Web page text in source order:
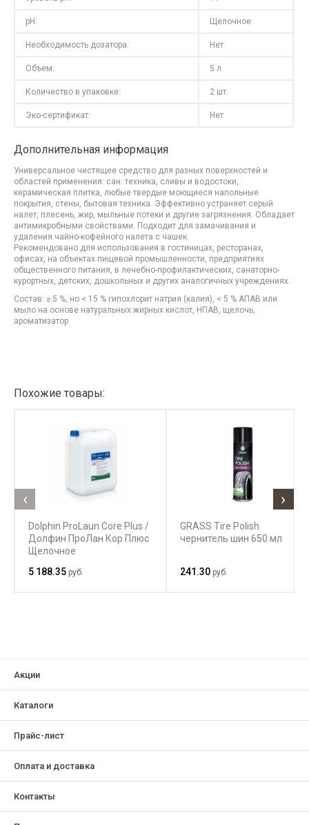
pH: Щелочное
Необходимость дозатора: Нет
Объем: 5 л
Количество в упаковке: 2 шт.
Эко-сертификат: Нет
Дополнительная информация
Универсальное чистящее средство для разных поверхностей и
областей применения: сан. техника, сливы и водостоки,
керамическая плитка, любые твердые моющиеся напольные
покрытия, стены, бытовая техника. Эффективно устраняет серый
налет, плесень, жир, мыльные потеки и другие загрязнения. Обладает
антимикробными свойствами. Подходит для замачивания и
удаления чайно-кофейного налета с чашек.
Рекомендовано для использования в гостиницах, ресторанах,
офисах, на объектах пищевой промышленности, предприятиях
общественного питания, в лечебно-профилактических, санаторно-
курортных, детских, дошкольных и других аналогичных учреждениях.
Состав: ≥ 5 %, но < 15 % гипохлорит натрия (калия), < 5 % АПАВ или
мыло на основе натуральных жирных кислот, НПАВ, щелочь,
ароматизатор
Похожие товары:
Dolphin ProLaun Core Plus /
Долфин ПроЛан Кор Плюс
Щелочное
универсальное средство
5 188.35 руб.
GRASS Tire Polish
чернитель шин 650 мл
241.30 руб.
‹ ›
Акции
Каталоги
Прайс-лист
Оплата и доставка
Контакты